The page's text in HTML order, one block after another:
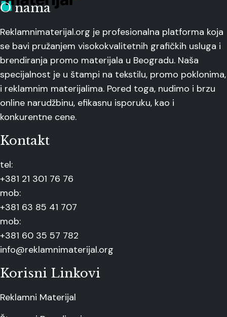
O nama
Reklamnimaterijal.org je profesionalna platforma koja
se bavi pružanjem visokokvalitetnih grafičkih usluga i
brendiranja promo materijala u Beogradu. Naša
specijalnost je u štampi na tekstilu, promo poklonima,
i reklamnim materijalima. Pored toga, nudimo i brzu
online narudžbinu, efikasnu isporuku, kao i
konkurentne cene.
Kontakt
tel:
+381 21 301 76 76
mob:
+381 63 85 41 707
mob:
+381 60 35 57 782
info@reklamnimaterijal.org
Korisni Linkovi
Reklamni Materijal